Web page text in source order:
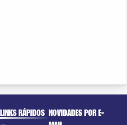
LINKS RÁPIDOS NOVIDADES POR E-